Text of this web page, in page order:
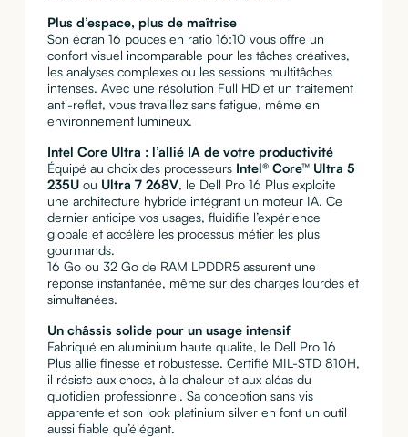
Plus d’espace, plus de maîtrise
Son écran 16 pouces en ratio 16:10 vous offre un
confort visuel incomparable pour les tâches créatives,
les analyses complexes ou les sessions multitâches
intenses. Avec une résolution Full HD et un traitement
anti-reflet, vous travaillez sans fatigue, même en
environnement lumineux.
Intel Core Ultra : l’allié IA de votre productivité
Équipé au choix des processeurs Intel® Core™ Ultra 5
235Uou Ultra 7 268V, le Dell Pro 16 Plus exploite
une architecture hybride intégrant un moteur IA. Ce
dernier anticipe vos usages, fluidifie l’expérience
globale et accélère les processus métier les plus
gourmands.
16 Go ou 32 Go de RAM LPDDR5 assurent une
réponse instantanée, même sur des charges lourdes et
simultanées.
Un châssis solide pour un usage intensif
Fabriqué en aluminium haute qualité, le Dell Pro 16
Plus allie finesse et robustesse. Certifié MIL-STD 810H,
il résiste aux chocs, à la chaleur et aux aléas du
quotidien professionnel. Sa conception sans vis
apparente et son look platinium silver en font un outil
aussi fiable qu’élégant.